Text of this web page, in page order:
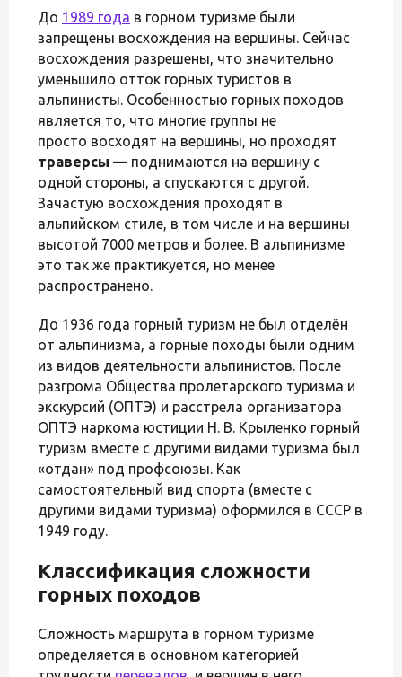
До 1989 года в горном туризме были
запрещены восхождения на вершины. Сейчас
восхождения разрешены, что значительно
уменьшило отток горных туристов в
альпинисты. Особенностью горных походов
является то, что многие группы не
просто восходят на вершины, но проходят
траверсы — поднимаются на вершину с
одной стороны, а спускаются с другой.
Зачастую восхождения проходят в
альпийском стиле, в том числе и на вершины
высотой 7000 метров и более. В альпинизме
это так же практикуется, но менее
распространено.
До 1936 года горный туризм не был отделён
от альпинизма, а горные походы были одним
из видов деятельности альпинистов. После
разгрома Общества пролетарского туризма и
экскурсий (ОПТЭ) и расстрела организатора
ОПТЭ наркома юстиции Н. В. Крыленко горный
туризм вместе с другими видами туризма был
«отдан» под профсоюзы. Как
самостоятельный вид спорта (вместе с
другими видами туризма) оформился в СССР в
1949 году.
Классификация сложности
горных походов
Сложность маршрута в горном туризме
определяется в основном категорией